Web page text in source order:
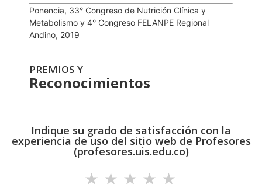
Ponencia, 33° Congreso de Nutrición Clínica y
Metabolismo y 4° Congreso FELANPE Regional
Andino, 2019
PREMIOS Y
Reconocimientos
Indique su grado de satisfacción con la
experiencia de uso del sitio web de Profesores
(profesores.uis.edu.co)